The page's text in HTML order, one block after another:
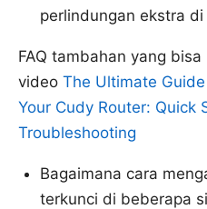
perlindungan ekstra
FAQ tambahan yang
video The Ultimate
Your Cudy Router: Quick
Troubleshooting
Bagaimana cara
terkunci di beberapa